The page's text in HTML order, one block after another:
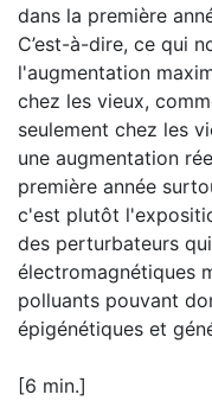
dans la première
C’est-à-dire, ce qui
l'augmentation
chez les vieux,
seulement chez les
une augmentation
première année
c'est plutôt
des perturbateurs
électromagnétiques
polluants pouvant
épigénétiques et
[6 min.]